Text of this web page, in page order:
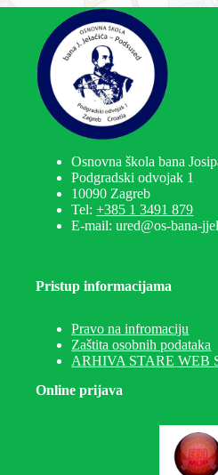
Osnovna škola bana
Podgradski odvojak 1
10090 Zagreb
Tel:+385 1 3491 879
E-mail: ured@os-bana-
Pristup informacijama
Pravo na infromaciju
Zaštita osobnih podataka
ARHIVA STARE WEB
Online prijava